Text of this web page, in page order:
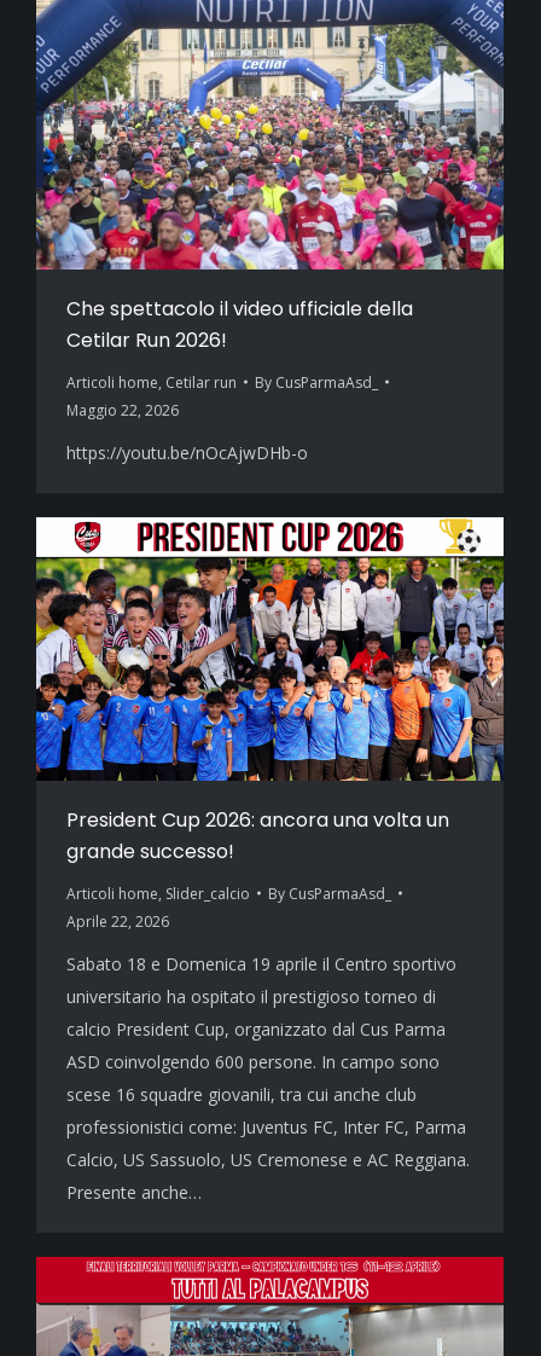
Che spettacolo il video ufficiale della
Cetilar Run 2026!
Articoli home, Cetilar run By CusParmaAsd_
Maggio 22, 2026
https://youtu.be/nOcAjwDHb-o
President Cup 2026: ancora una volta un
grande successo!
Articoli home, Slider_calcio By CusParmaAsd_
Aprile 22, 2026
Sabato 18 e Domenica 19 aprile il Centro sportivo
universitario ha ospitato il prestigioso torneo di
calcio President Cup, organizzato dal Cus Parma
ASD coinvolgendo 600 persone. In campo sono
scese 16 squadre giovanili, tra cui anche club
professionistici come: Juventus FC, Inter FC, Parma
Calcio, US Sassuolo, US Cremonese e AC Reggiana.
Presente anche…